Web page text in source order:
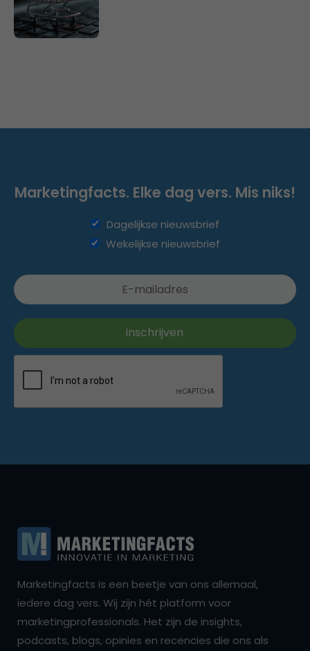
Marketingfacts. Elke dag vers. Mis niks!
Dagelijkse nieuwsbrief
Wekelijkse nieuwsbrief
Marketingfacts is een beetje van ons allemaal,
iedere dag vers. Wij zijn hét platform voor
marketingprofessionals. Het zijn de insights,
podcasts, blogs, opinies en recencies die ons als